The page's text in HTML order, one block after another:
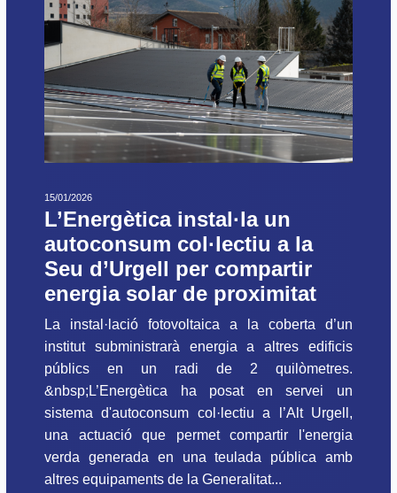
15/01/2026
L’Energètica instal·la un
autoconsum col·lectiu a la
Seu d’Urgell per compartir
energia solar de proximitat
La instal·lació fotovoltaica a la coberta d’un
institut subministrarà energia a altres edificis
públics en un radi de 2 quilòmetres.
&nbsp;L’Energètica ha posat en servei un
sistema d'autoconsum col·lectiu a l’Alt Urgell,
una actuació que permet compartir l'energia
verda generada en una teulada pública amb
altres equipaments de la Generalitat...